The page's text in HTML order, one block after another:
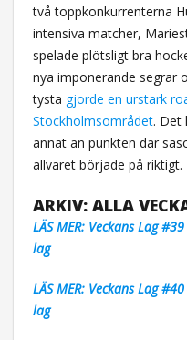
två toppkonkurrenterna
intensiva matcher,
spelade plötsligt bra
nya imponerande segrar
tysta gjorde en urstark
Stockholmsområdet. Det
annat än punkten där
allvaret började på riktigt.
ARKIV: ALLA
LÄS MER: Veckans Lag
lag
LÄS MER: Veckans Lag
lag